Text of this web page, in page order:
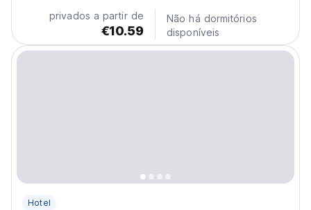
our cozy boutique hotel is the perfect hideaway to
relax,...privados a partir de
€10.59
Não há dormitórios
disponíveis
Hotel